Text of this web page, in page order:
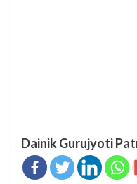
Dainik Gurujyoti